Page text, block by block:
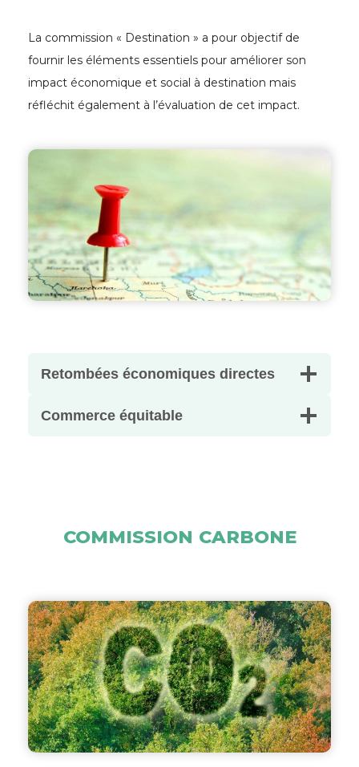
La commission « Destination » a pour objectif de
fournir les éléments essentiels pour améliorer son
impact économique et social à destination mais
réfléchit également à l’évaluation de cet impact.
Retombées économiques directes
Commerce équitable
COMMISSION CARBONE